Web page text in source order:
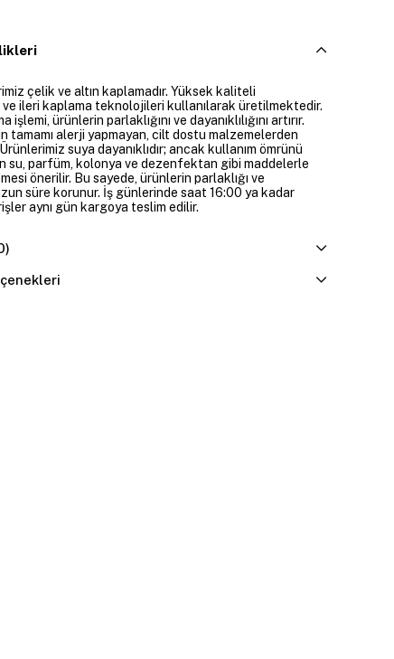
çelik ve altın kaplamadır. Yüksek kaliteli
ileri kaplama teknolojileri kullanılarak üretilmektedir.
işlemi, ürünlerin parlaklığını ve dayanıklılığını artırır.
tamamı alerji yapmayan, cilt dostu malzemelerden
suya dayanıklıdır; ancak kullanım ömrünü
su, parfüm, kolonya ve dezenfektan gibi maddelerle
önerilir. Bu sayede, ürünlerin parlaklığı ve
süre korunur. İş günlerinde saat 16:00 ya kadar
aynı gün kargoya teslim edilir.